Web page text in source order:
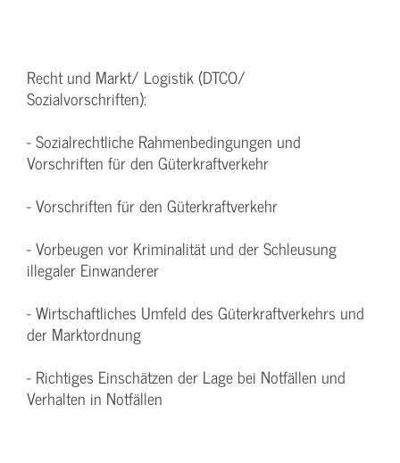
Recht und Markt/ Logistik (DTCO/
Sozialvorschriften):
- Sozialrechtliche Rahmenbedingungen und
Vorschriften für den Güterkraftverkehr
- Vorschriften für den Güterkraftverkehr
- Vorbeugen vor Kriminalität und der Schleusung
illegaler Einwanderer
- Wirtschaftliches Umfeld des Güterkraftverkehrs und
der Marktordnung
- Richtiges Einschätzen der Lage bei Notfällen und
Verhalten in Notfällen